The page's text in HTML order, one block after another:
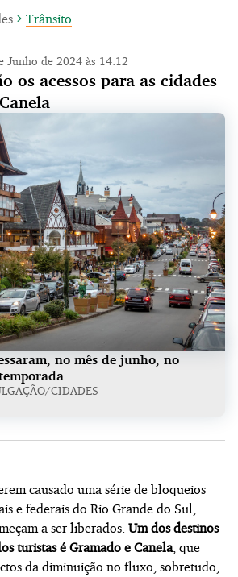
Trânsito
Junho de 2024 às 14:12
os acessos para as cidades
no mês de junho, no
CIDADES
causado uma série de bloqueios
e federais do Rio Grande do Sul,
a ser liberados. Um dos destinos
turistas é Gramado e Canela, que
da diminuição no fluxo, sobretudo,